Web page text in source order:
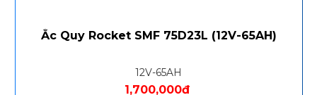
Ắc Quy Rocket SMF 75D23L (12V-65AH)
12V-65AH
1,700,000đ